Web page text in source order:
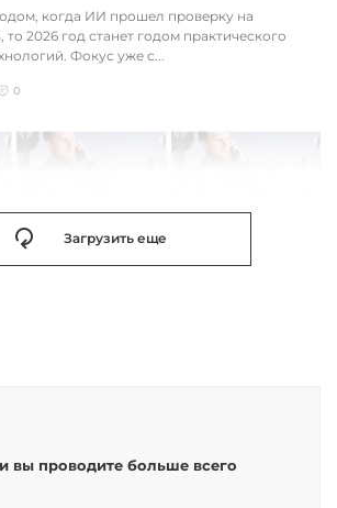
когда ИИ прошел проверку на
2026 год станет годом практического
Фокус уже с...
0
Загрузить еще
вы проводите больше всего